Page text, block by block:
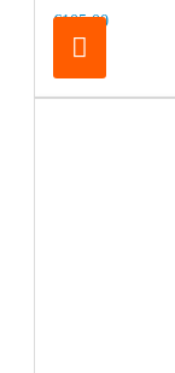
€105.00